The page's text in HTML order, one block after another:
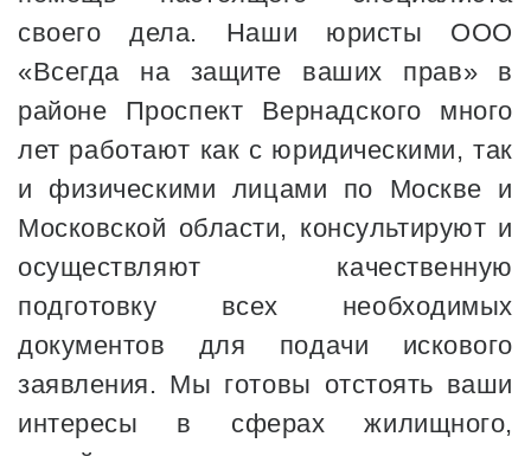
своего дела. Наши юристы ООО
«Всегда на защите ваших прав» в
районе Проспект Вернадского много
лет работают как с юридическими, так
и физическими лицами по Москве и
Московской области, консультируют и
осуществляют качественную
подготовку всех необходимых
документов для подачи искового
заявления. Мы готовы отстоять ваши
интересы в сферах жилищного,